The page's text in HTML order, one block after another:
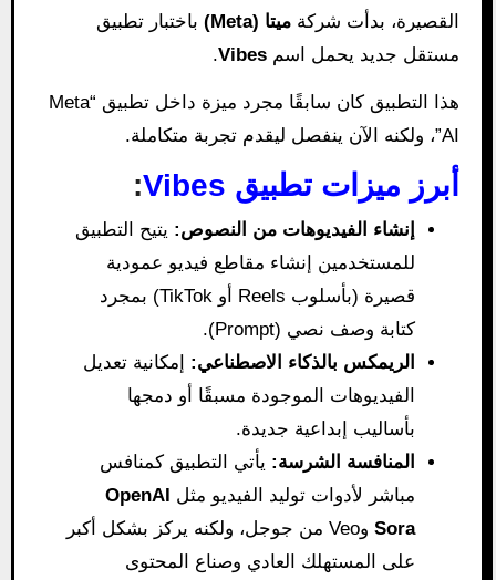
القصيرة، بدأت شركة ميتا (Meta)
باختبار تطبيق
مستقل جديد يحمل اسم Vibes
.
هذا التطبيق كان سابقًا مجرد ميزة داخل تطبيق “Meta
AI”، ولكنه الآن ينفصل ليقدم تجربة متكاملة.
أبرز ميزات تطبيق Vibes :
إنشاء الفيديوهات من النصوص: يتيح التطبيق
للمستخدمين إنشاء مقاطع فيديو عمودية
قصيرة (بأسلوب Reels أو TikTok) بمجرد
كتابة وصف نصي (Prompt).
الريمكس بالذكاء الاصطناعي: إمكانية تعديل
الفيديوهات الموجودة مسبقًا أو دمجها
بأساليب إبداعية جديدة.
المنافسة الشرسة: يأتي التطبيق كمنافس
مباشر لأدوات توليد الفيديو مثل OpenAI
Sora
وVeo من جوجل، ولكنه يركز بشكل أكبر
على المستهلك العادي وصناع المحتوى